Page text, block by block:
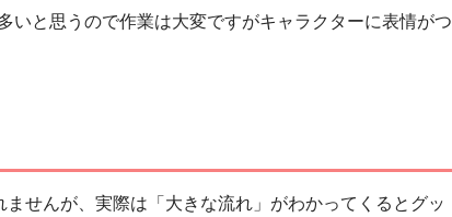
いと思うので作業は大変ですがキャラクターに表情がつ
せんが、実際は「大きな流れ」がわかってくるとグッ